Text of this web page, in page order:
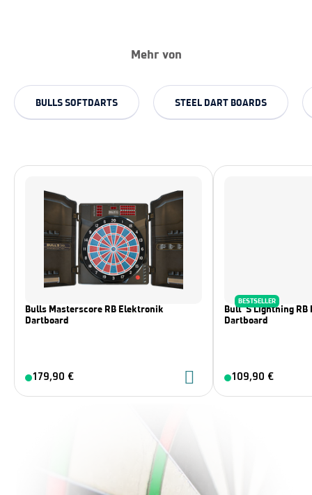
Mehr von
BULLS SOFTDARTS STEEL DART BOARDS
Bulls Masterscore RB Elektronik
Dartboard
179,90 €
BESTSELLER
Bull´s Lightning
Dartboard
109,90 €